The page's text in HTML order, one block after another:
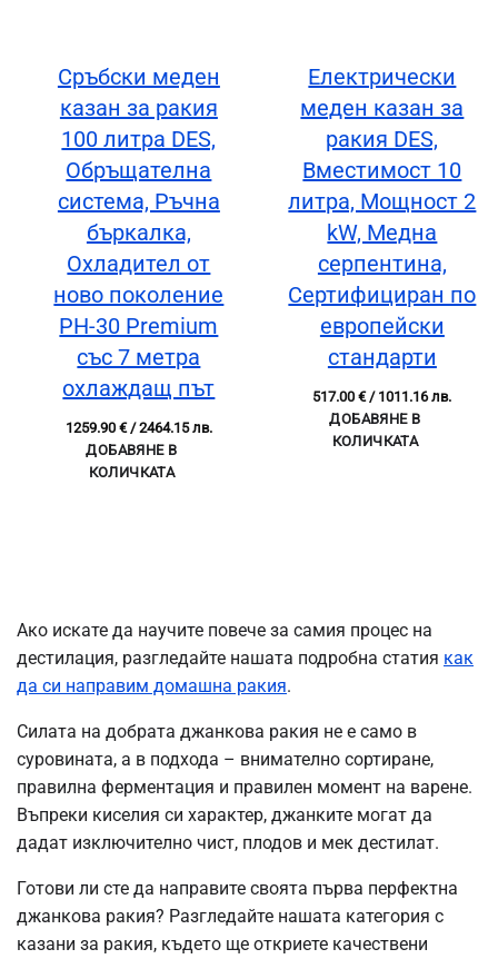
Сръбски меден
казан за ракия
100 литра DES,
Обръщателна
система, Ръчна
бъркалка,
Охладител от
ново поколение
PH-30 Premium
със 7 метра
охлаждащ път
1259.90 €/ 2464.15 лв.
ДОБАВЯНЕ В
КОЛИЧКАТА
Електрически
меден казан за
ракия DES,
Вместимост 10
литра, Мощност 2
kW, Медна
серпентина,
Сертифициран по
европейски
стандарти
517.00€/ 1011.16 лв.
ДОБАВЯНЕ В
КОЛИЧКАТА
Ако искате да научите повече за самия процес на
дестилация, разгледайте нашата подробна статия как
да си направим домашна ракия.
Силата на добрата джанкова ракия не е само в
суровината, а в подхода – внимателно сортиране,
правилна ферментация и правилен момент на варене.
Въпреки киселия си характер, джанките могат да
дадат изключително чист, плодов и мек дестилат.
Готови ли сте да направите своята първа перфектна
джанкова ракия? Разгледайте нашата категория с
казани за ракия, където ще откриете качествени